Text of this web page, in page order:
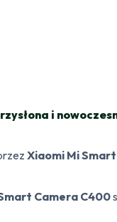
i
Xiaomi Mi
Camera C400